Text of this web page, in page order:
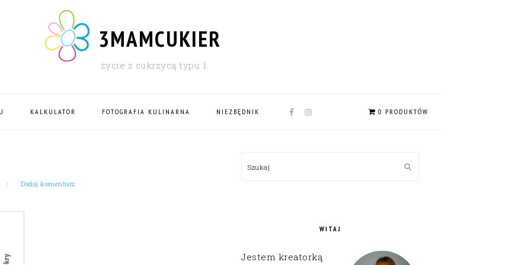
3MAMCUKIER
życie z cukrzycą typu 1
KALKULATOR FOTOGRAFIA KULINARNA NIEZBĘDNIK
NAV
0 PRODUKTÓW
Dodaj komentarz
SIDEBAR
Szukaj
WITAJ
Jestem kreatorką